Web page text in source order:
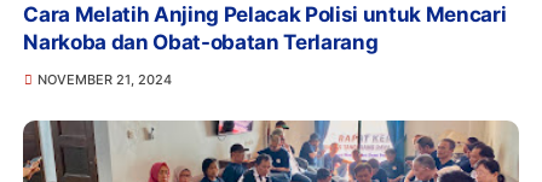
Cara Melatih Anjing Pelacak Polisi untuk Mencari
Narkoba dan Obat-obatan Terlarang
NOVEMBER 21, 2024